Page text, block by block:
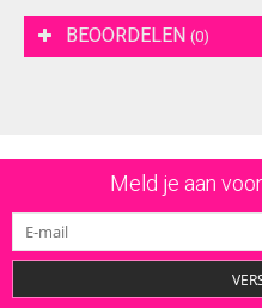
BEOORDELEN (0)
Meld je aan